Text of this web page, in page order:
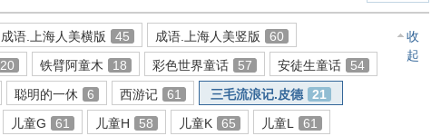
收
起
成语.上海人美横版 45 成语.上海人美竖版
60
20 铁臂阿童木 18 彩色世界童话 57 安徒生童话
54
聪明的一休 6 西游记 61 三毛流浪记.皮德
21
儿童G 61 儿童H 58 儿童K 65 儿童L
61